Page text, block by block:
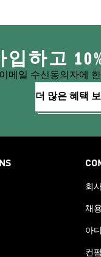
하고
메일 수신동의자에
더 많은 혜택 보
회
채
아
컨